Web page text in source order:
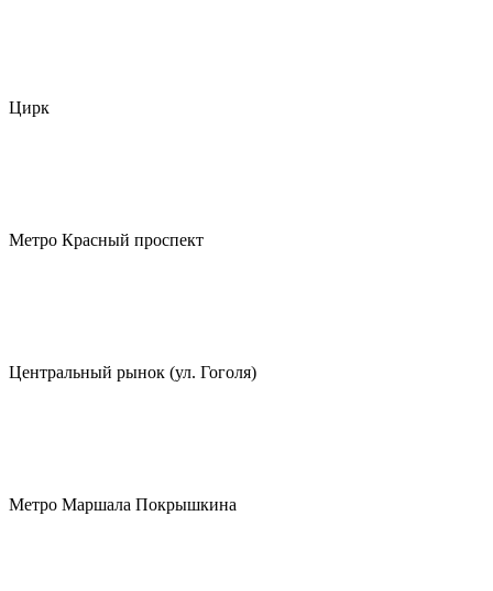
Цирк
Метро Красный проспект
Центральный рынок (ул. Гоголя)
Метро Маршала Покрышкина